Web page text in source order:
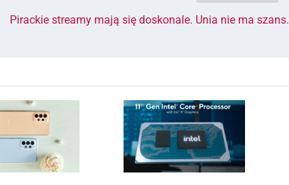
Pirackie streamy mają się doskonale. Unia nie ma szans.